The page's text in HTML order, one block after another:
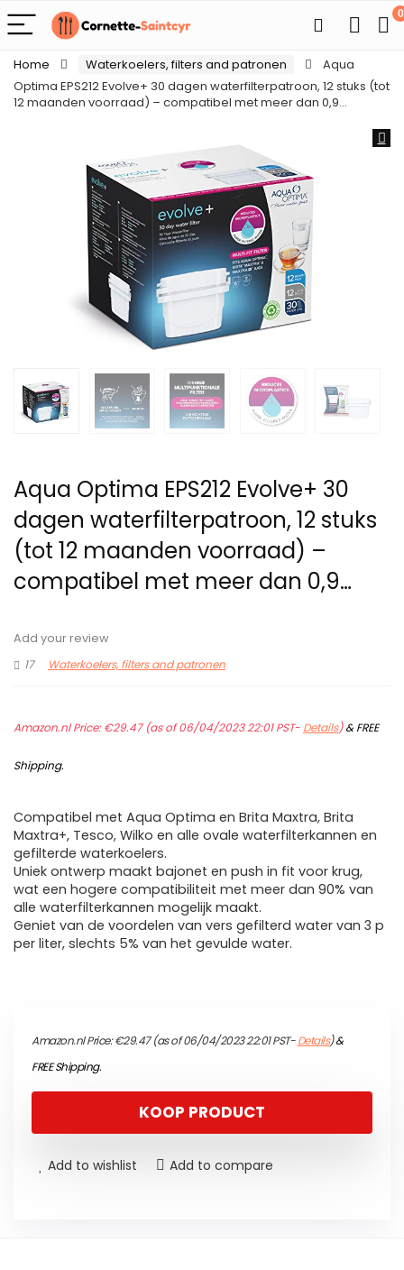
0
Home Waterkoelers, filters and patronen
Aqua
Optima EPS212 Evolve+ 30 dagen waterfilterpatroon, 12 stuks (tot
12 maanden voorraad) – compatibel met meer dan 0,9…
Aqua Optima EPS212 Evolve+ 30
dagen waterfilterpatroon, 12 stuks
(tot 12 maanden voorraad) –
compatibel met meer dan 0,9…
Add your review
17
Waterkoelers, filters and patronen
Amazon.nl Price:€29.47(as of 06/04/2023 22:01 PST- Details)&FREE
Shipping.
Compatibel met Aqua Optima en Brita Maxtra, Brita
Maxtra+, Tesco, Wilko en alle ovale waterfilterkannen en
gefilterde waterkoelers.
Uniek ontwerp maakt bajonet en push in fit voor krug,
wat een hogere compatibiliteit met meer dan 90% van
alle waterfilterkannen mogelijk maakt.
Geniet van de voordelen van vers gefilterd water van 3 p
per liter, slechts 5% van het gevulde water.
Amazon.nl Price:€29.47(as of 06/04/2023 22:01 PST-Details)&
FREE Shipping.
KOOP PRODUCT
Add to wishlist Add to compare